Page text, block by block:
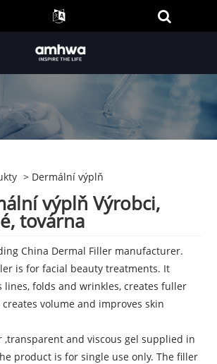
> Dermální výplň
výplň Výrobci,
továrna
China Dermal Filler manufacturer.
is for facial beauty treatments. It
lines, folds and wrinkles, creates fuller
volume and improves skin
,transparent and viscous gel supplied in
product is for single use only. The filler